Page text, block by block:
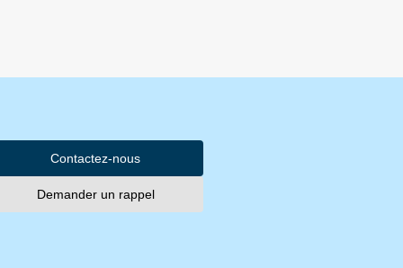
Contactez-nous
Demander un rappel